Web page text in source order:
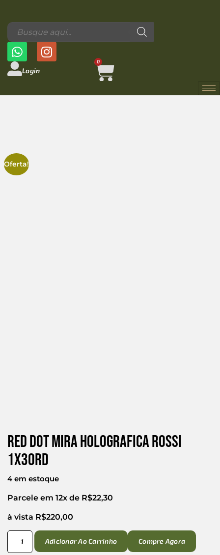
Login
0
Oferta!
Red Dot Mira Holografica Rossi
1X30RD
4 em estoque
Parcele em 12x de R$22,30
à vista R$220,00
Adicionar Ao Carrinho Compre Agora